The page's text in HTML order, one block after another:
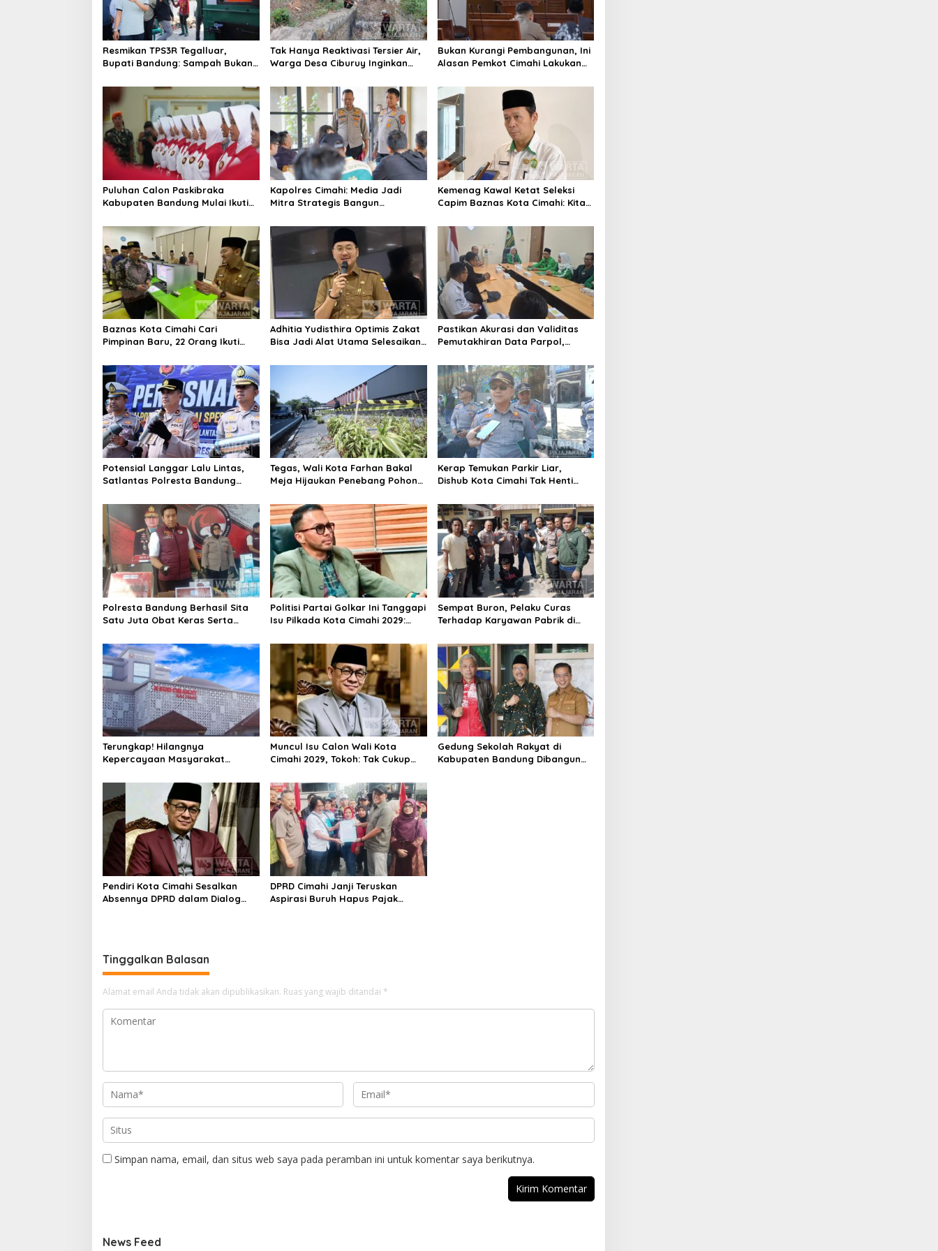
p
o
s
Resmikan TPS3R Tegalluar,
Bupati Bandung: Sampah Bukan
Tak Hanya Reaktivasi Tersier Air,
Warga Desa Ciburuy Inginkan
Bukan Kurangi Pembangunan, Ini
Alasan Pemkot Cimahi Lakukan
Puluhan Calon Paskibraka
Kabupaten Bandung Mulai Ikuti
Kapolres Cimahi: Media Jadi
Mitra Strategis Bangun
Kemenag Kawal Ketat Seleksi
Capim Baznas Kota Cimahi: Kita
Berintegritas
Baznas Kota Cimahi Cari
Pimpinan Baru, 22 Orang Ikuti
Adhitia Yudisthira Optimis Zakat
Bisa Jadi Alat Utama Selesaikan
Pastikan Akurasi dan Validitas
Pemutakhiran Data Parpol,
Pengawasan
Potensial Langgar Lalu Lintas,
Satlantas Polresta Bandung
Brong
Tegas, Wali Kota Farhan Bakal
Meja Hijaukan Penebang Pohon
Kerap Temukan Parkir Liar,
Dishub Kota Cimahi Tak Henti
Polresta Bandung Berhasil Sita
Satu Juta Obat Keras Serta
Politisi Partai Golkar Ini Tanggapi
Isu Pilkada Kota Cimahi 2029:
Sempat Buron, Pelaku Curas
Terhadap Karyawan Pabrik di
Polisi
Terungkap! Hilangnya
Kepercayaan Masyarakat
Rebranding RSUD Cibabat
Muncul Isu Calon Wali Kota
Cimahi 2029, Tokoh: Tak Cukup
Parpol
Gedung Sekolah Rakyat di
Kabupaten Bandung Dibangun
Pendiri Kota Cimahi Sesalkan
Absennya DPRD dalam Dialog
DPRD Cimahi Janji Teruskan
Aspirasi Buruh Hapus Pajak
Tinggalkan Balasan
Alamat email Anda tidak akan dipublikasikan. Ruas yang wajib ditandai *
Simpan nama, email, dan situs web saya pada peramban ini untuk komentar saya berikutnya.
News Feed